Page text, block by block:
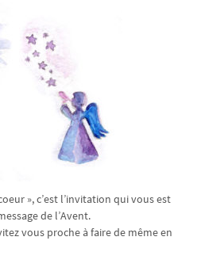
», c’est l’invitation qui vous est
de l’Avent.
vous proche à faire de même en